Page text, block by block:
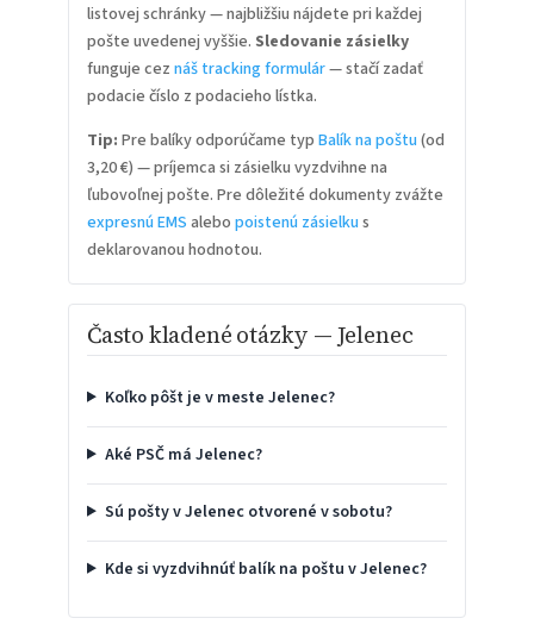
listovej schránky — najbližšiu nájdete pri každej
pošte uvedenej vyššie. Sledovanie zásielky
funguje cez náš tracking formulár— stačí zadať
podacie číslo z podacieho lístka.
Tip: Pre balíky odporúčame typ Balík na poštu (od
3,20 €) — príjemca si zásielku vyzdvihne na
ľubovoľnej pošte. Pre dôležité dokumenty zvážte
expresnú EMS alebo poistenú zásielku s
deklarovanou hodnotou.
Často kladené otázky — Jelenec
Koľko pôšt je v meste Jelenec?
Aké PSČ má Jelenec?
Sú pošty v Jelenec otvorené v sobotu?
Kde si vyzdvihnúť balík na poštu v Jelenec?